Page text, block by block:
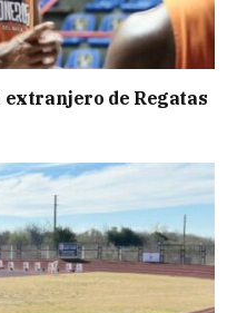
extranjero de Regatas